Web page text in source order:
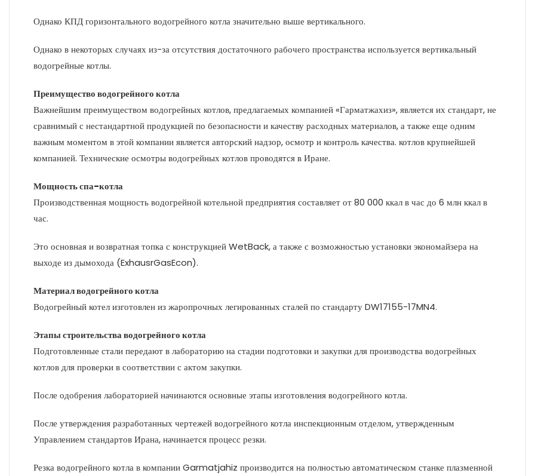
Однако КПД горизонтального водогрейного котла значительно выше вертикального.
Однако в некоторых случаях из-за отсутствия достаточного рабочего пространства используется вертикальный
водогрейные котлы.
Преимущество водогрейного котла
Важнейшим преимуществом водогрейных котлов, предлагаемых компанией «Гарматжахиз», является их стандарт, не
сравнимый с нестандартной продукцией по безопасности и качеству расходных материалов, а также еще одним
важным моментом в этой компании является авторский надзор, осмотр и контроль качества. котлов крупнейшей
компанией. Технические осмотры водогрейных котлов проводятся в Иране.
Мощность спа-котла
Производственная мощность водогрейной котельной предприятия составляет от 80 000 ккал в час до 6 млн ккал в
час.
Это основная и возвратная топка с конструкцией WetBack, а также с возможностью установки экономайзера на
выходе из дымохода (ExhausrGasEcon).
Материал водогрейного котла
Водогрейный котел изготовлен из жаропрочных легированных сталей по стандарту DW17155-17MN4.
Этапы строительства водогрейного котла
Подготовленные стали передают в лабораторию на стадии подготовки и закупки для производства водогрейных
котлов для проверки в соответствии с актом закупки.
После одобрения лабораторией начинаются основные этапы изготовления водогрейного котла.
После утверждения разработанных чертежей водогрейного котла инспекционным отделом, утвержденным
Управлением стандартов Ирана, начинается процесс резки.
Резка водогрейного котла в компании Garmatjahiz производится на полностью автоматическом станке плазменной